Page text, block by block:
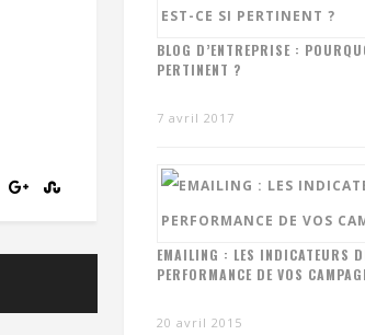
BLOG D’ENTREPRISE :
PERTINENT ?
7 avril 2017
EMAILING : LES INDICATEURS
PERFORMANCE DE VOS
20 avril 2015